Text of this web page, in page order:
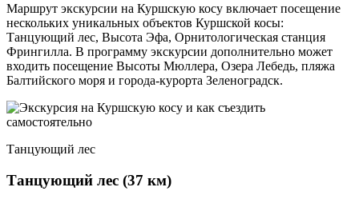
Маршрут экскурсии на Куршскую косу включает посещение
нескольких уникальных объектов Куршской косы:
Танцующий лес, Высота Эфа, Орнитологическая станция
Фрингилла. В программу экскурсии дополнительно может
входить посещение Высоты Мюллера, Озера Лебедь, пляжа
Балтийского моря и города-курорта Зеленоградск.
Танцующий лес
Танцующий лес (37 км)